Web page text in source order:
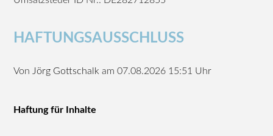
HAFTUNGSAUSSCHLUSS
Von Jörg Gottschalk am 07.08.2026 15:51 Uhr
Haftung für Inhalte